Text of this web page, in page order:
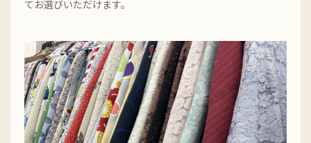
てお選びいただけます。